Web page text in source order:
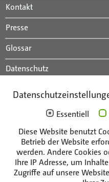
Kontakt
Presse
Glossar
Datenschutz
Essentiell
Diese Website benutzt
Betrieb der Website
werden. Andere Cookies
Ihre IP Adresse, um
Zugriffe auf unsere